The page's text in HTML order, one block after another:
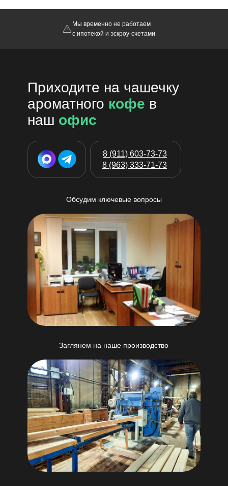
Мы временно не работаем
с ипотекой и эскроу-счетами
Приходите на чашечку
ароматного кофе в
наш офис
Обсудим ключевые вопросы
Заглянем на наше производство
8 (911) 603-73-73
8 (963) 333-71-73